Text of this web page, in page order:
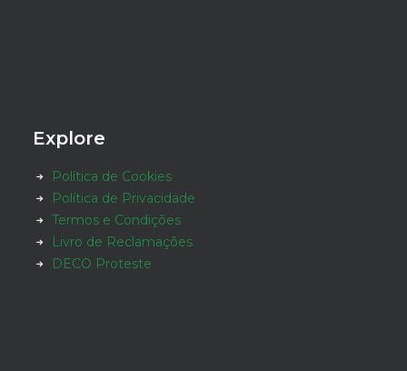
Explore
Política de Cookies
Política de Privacidade
Termos e Condições
Livro de Reclamações
DECO Proteste